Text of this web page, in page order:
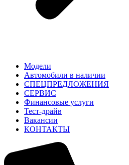
Модели
Автомобили в наличии
СПЕЦПРЕДЛОЖЕНИЯ
СЕРВИС
Финансовые услуги
Тест-драйв
Вакансии
КОНТАКТЫ